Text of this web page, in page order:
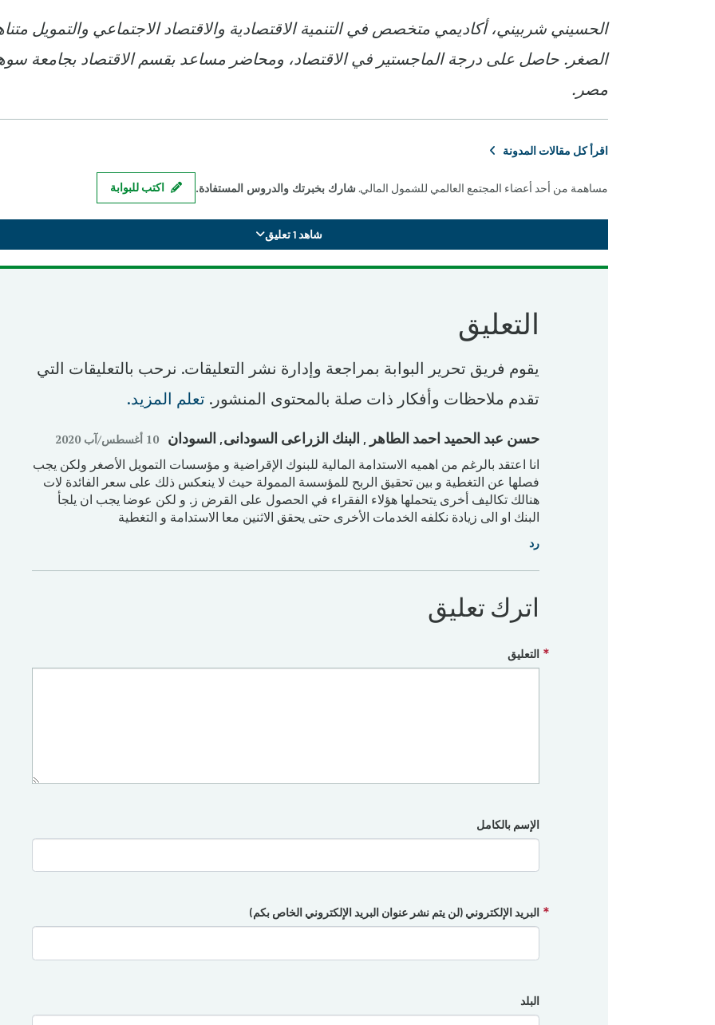
الحسيني شربيني، أكاديمي متخصص في التنمية الاقتصادية والاقتصاد الاجتماعي والتمويل
الصغر. حاصل على درجة الماجستير في الاقتصاد، ومحاضر مساعد بقسم الاقتصاد بجامعة
مصر.
اقرأ كل مقالات المدونة
مساهمة من أحد أعضاء المجتمع العالمي للشمول المالي. شارك بخبرتك والدروس المستفادة. اكتب للبوابة
شاهد 1 تعليق
التعليق
يقوم فريق تحرير البوابة بمراجعة وإدارة نشر التعليقات. نرحب بالتعليقات التي
تقدم ملاحظات وأفكار ذات صلة بالمحتوى المنشور. تعلم المزيد.
حسن عبد الحميد احمد الطاهر , البنك الزراعى السودانى, السودان 10 أغسطس/آب 2020
انا اعتقد بالرغم من اهميه الاستدامة المالية للبنوك الإقراضية و مؤسسات التمويل الأصغر ولكن يجب
فصلها عن التغطية و بين تحقيق الربح للمؤسسة الممولة حيث لا ينعكس ذلك على سعر الفائدة لات
هنالك تكاليف أخرى يتحملها هؤلاء الفقراء في الحصول على القرض ز. و لكن عوضا يجب ان يلجأ
البنك او الى زيادة نكلفه الخدمات الأخرى حتى يحقق الاثنين معا الاستدامة و التغطية
رد
اترك تعليق
التعليق
الإسم بالكامل
البريد الإلكتروني (لن يتم نشر عنوان البريد الإلكتروني الخاص بكم)
البلد